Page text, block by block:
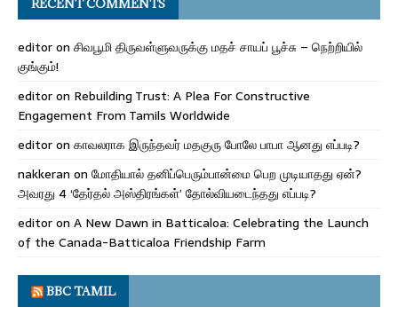
RECENT COMMENTS
editoron சிவபூமி திருவள்ளுவருக்கு மதச் சாயப் பூச்சு – நெற்றியில்
குங்கும்!
editoron Rebuilding Trust: A Plea For Constructive
Engagement From Tamils Worldwide
editoron காவலராக இருந்தவர் மதகுரு போலே பாபா ஆனது எப்படி?
nakkeran on மோதியால் தனிப்பெரும்பான்மை பெற முடியாதது ஏன்?
அவரது 4 ‘தேர்தல் அஸ்திரங்கள்’ தோல்வியடைந்தது எப்படி?
editoron A New Dawn in Batticaloa: Celebrating the Launch
of the Canada-Batticaloa Friendship Farm
BBC TAMIL